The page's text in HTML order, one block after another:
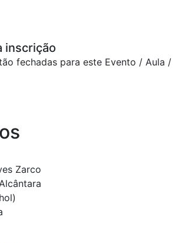
inscrição
fechadas para este Evento / Aula /
Zarco